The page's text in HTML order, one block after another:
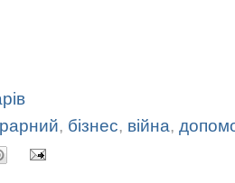
, бізнес, війна,